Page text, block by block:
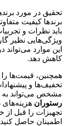
تحقیق در مورد
برندها کیفیت
باید نظرات و
ویژگی‌هایی نظیر
این موارد می‌تواند
کاهش دهد.
همچنین، قیمت‌ها
تخفیف‌ها و
مشخص می‌تواند به
رستوران
تجهیزات را قبل از
اطمینان حاصل